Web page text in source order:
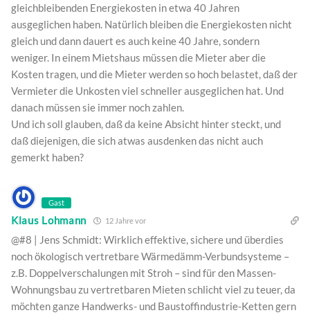
gleichbleibenden Energiekosten in etwa 40 Jahren
ausgeglichen haben. Natürlich bleiben die Energiekosten nicht
gleich und dann dauert es auch keine 40 Jahre, sondern
weniger. In einem Mietshaus müssen die Mieter aber die
Kosten tragen, und die Mieter werden so hoch belastet, daß der
Vermieter die Unkosten viel schneller ausgeglichen hat. Und
danach müssen sie immer noch zahlen.
Und ich soll glauben, daß da keine Absicht hinter steckt, und
daß diejenigen, die sich atwas ausdenken das nicht auch
gemerkt haben?
Gast
Klaus Lohmann 12 Jahre vor
@#8 | Jens Schmidt: Wirklich effektive, sichere und überdies
noch ökologisch vertretbare Wärmedämm-Verbundsysteme –
z.B. Doppelverschalungen mit Stroh – sind für den Massen-
Wohnungsbau zu vertretbaren Mieten schlicht viel zu teuer, da
möchten ganze Handwerks- und Baustoffindustrie-Ketten gern